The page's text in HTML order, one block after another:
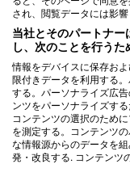
され、閲覧データには影響
当社とそのパートナ
し、次のことを行うた
情報をデバイスに保存お
限付きデータを利用する
する。パーソナライズ広
ンツをパーソナライズす
コンテンツの選択のため
を測定する。コンテンツ
な情報源からのデータを
発・改良する. コンテンツ